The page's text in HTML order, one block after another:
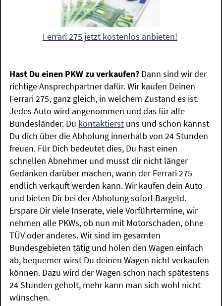
Ferrari 275 jetzt kostenlos anbieten!
Hast Du einen PKW zu verkaufen? Dann sind wir der
richtige Ansprechpartner dafür. Wir kaufen Deinen
Ferrari 275, ganz gleich, in welchem Zustand es ist.
Jedes Auto wird angenommen und das für alle
Bundesländer. Du kontaktierst uns und schon kannst
Du dich über die Abholung innerhalb von 24 Stunden
freuen. Für Dich bedeutet dies, Du hast einen
schnellen Abnehmer und musst dir nicht länger
Gedanken darüber machen, wann der Ferrari 275
endlich verkauft werden kann. Wir kaufen dein Auto
und bieten Dir bei der Abholung sofort Bargeld.
Erspare Dir viele Inserate, viele Vorführtermine, wir
nehmen alle PKWs, ob nun mit Motorschaden, ohne
TÜV oder anderes. Wir sind im gesamten
Bundesgebieten tätig und holen den Wagen einfach
ab, bequemer wirst Du deinen Wagen nicht verkaufen
können. Dazu wird der Wagen schon nach spätestens
24 Stunden geholt, mehr kann man sich wohl nicht
wünschen.